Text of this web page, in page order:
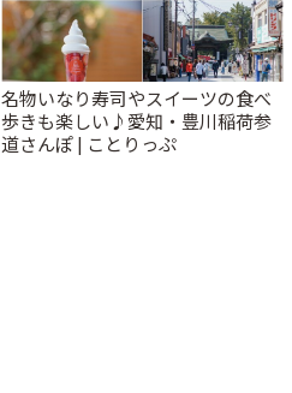
名物いなり寿司やスイーツの食べ
歩きも楽しい♪愛知・豊川稲荷参
道さんぽ | ことりっぷ